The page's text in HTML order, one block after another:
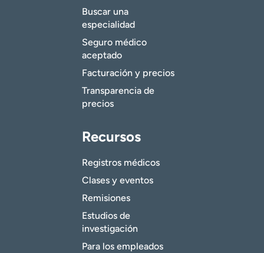
Buscar una
especialidad
Seguro médico
aceptado
Facturación y precios
Transparencia de
precios
Recursos
Registros médicos
Clases y eventos
Remisiones
Estudios de
investigación
Para los empleados